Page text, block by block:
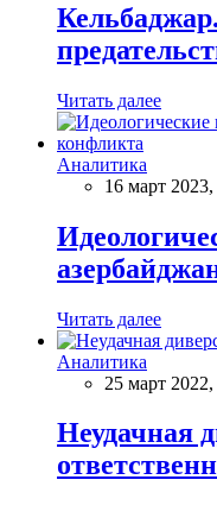
Читать далее
Аналитика
16 март
Читать далее
Аналитика
25 март
Неудачная